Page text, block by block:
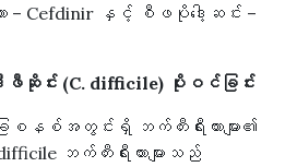
Cefdinir နှင့် စီဖပိုဒေါ့ဆင်း –
(C. difficile) ပိုးဝင်ခြင်း
ခြေစနစ်အတွင်းရှိ ဘက်တီးရီးယားများ၏
difficile ဘက်တီးရီးယားများသည်